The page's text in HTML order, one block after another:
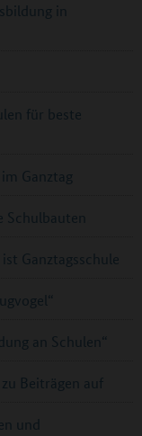
in
für beste
Ganztag
Schulbauten
Ganztagsschule
an Schulen“
Beiträgen auf
und